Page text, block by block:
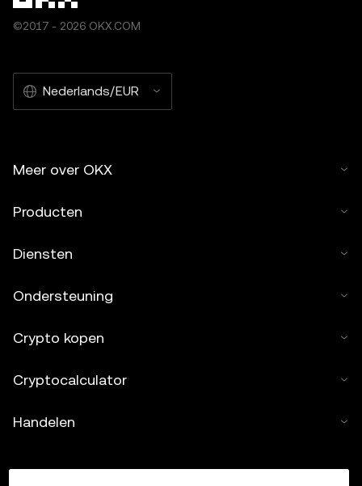
©2017 - 2026 OKX.COM
Nederlands/EUR
Meer over OKX
Producten
Diensten
Ondersteuning
Crypto kopen
Cryptocalculator
Handelen